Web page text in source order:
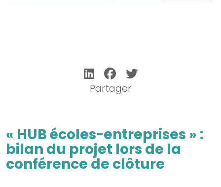
Partager
« HUB écoles-entreprises » :
bilan du projet lors de la
conférence de clôture